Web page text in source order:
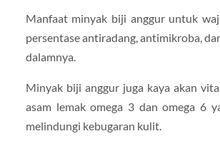
Manfaat minyak biji anggur untuk
persentase antiradang, antimikroba,
dalamnya.
Minyak biji anggur juga kaya akan
asam lemak omega 3 dan omega 6
melindungi kebugaran kulit.